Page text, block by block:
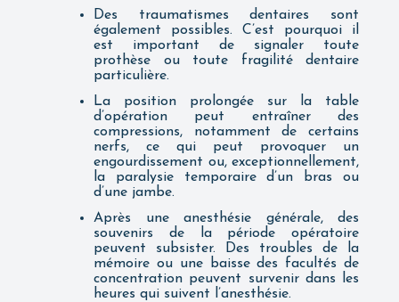
Des traumatismes dentaires sont
également possibles. C’est pourquoi il
est important de signaler toute
prothèse ou toute fragilité dentaire
particulière.
La position prolongée sur la table
d’opération peut entraîner des
compressions, notamment de certains
nerfs, ce qui peut provoquer un
engourdissement ou, exceptionnellement,
la paralysie temporaire d’un bras ou
d’une jambe.
Après une anesthésie générale, des
souvenirs de la période opératoire
peuvent subsister. Des troubles de la
mémoire ou une baisse des facultés de
concentration peuvent survenir dans les
heures qui suivent l’anesthésie.